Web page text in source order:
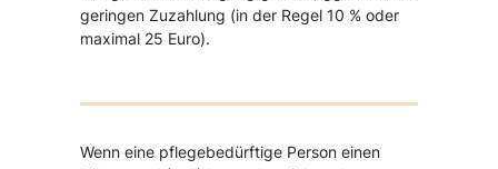
geringen Zuzahlung (in der Regel 10 % oder
maximal 25 Euro).
Wenn eine pflegebedürftige Person einen